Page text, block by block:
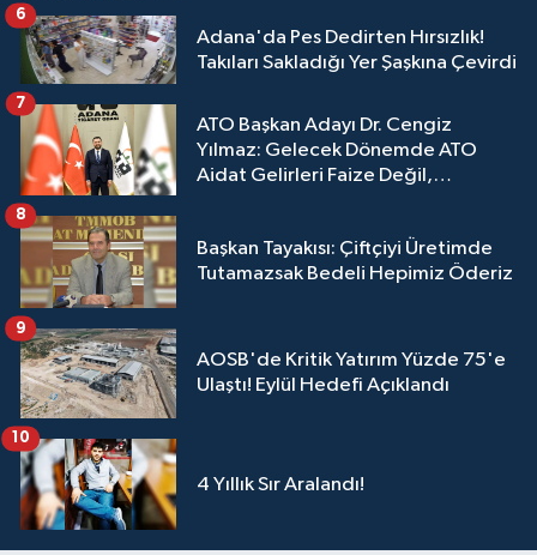
Adana'da Pes Dedirten Hırsızlık!
Takıları Sakladığı Yer Şaşkına Çevirdi
6
ATO Başkan Adayı Dr. Cengiz
Yılmaz: Gelecek Dönemde ATO
Aidat Gelirleri Faize Değil,
7
Başkan Tayakısı: Çiftçiyi Üretimde
Tutamazsak Bedeli Hepimiz Öderiz
8
AOSB'de Kritik Yatırım Yüzde 75'e
Ulaştı! Eylül Hedefi Açıklandı
9
4 Yıllık Sır Aralandı!
10